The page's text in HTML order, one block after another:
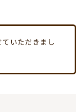
いただきまし